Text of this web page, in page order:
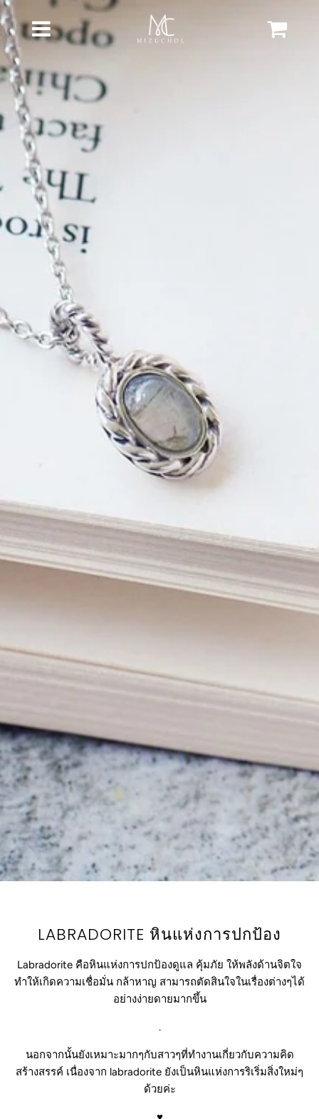
Cart
LABRADORITE หินแห่งการปกป้อง
Labradorite คือหินแห่งการปกป้องดูแล คุ้มภัย ให้พลังด้านจิตใจ
ทำให้เกิดความเชื่อมั่น กล้าหาญ สามารถตัดสินใจในเรื่องต่างๆได้
อย่างง่ายดายมากขึ้น
.
นอกจากนั้นยังเหมาะมากๆกับสาวๆที่ทำงานเกี่ยวกับความคิด
สร้างสรรค์ เนื่องจาก labradorite ยังเป็นหินแห่งการริเริ่มสิ่งใหม่ๆ
ด้วยค่ะ